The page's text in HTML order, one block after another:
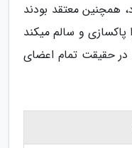
همچنین معتقد بودند
و سالم میکند
حقیقت تمام اعضای